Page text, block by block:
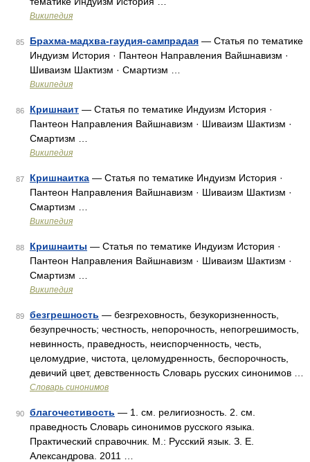
Википедия
85 Брахма-мадхва-гаудия-сампрадая — Статья по тематике
Индуизм История · Пантеон Направления Вайшнавизм ·
Шиваизм Шактизм · Смартизм …
Википедия
86 Кришнаит — Статья по тематике Индуизм История ·
Пантеон Направления Вайшнавизм · Шиваизм Шактизм ·
Смартизм …
Википедия
87 Кришнаитка — Статья по тематике Индуизм История ·
Пантеон Направления Вайшнавизм · Шиваизм Шактизм ·
Смартизм …
Википедия
88 Кришнаиты — Статья по тематике Индуизм История ·
Пантеон Направления Вайшнавизм · Шиваизм Шактизм ·
Смартизм …
Википедия
89 безгрешность — безгреховность, безукоризненность,
безупречность; честность, непорочность, непогрешимость,
невинность, праведность, неиспорченность, честь,
целомудрие, чистота, целомудренность, беспорочность,
девичий цвет, девственность Словарь русских синонимов …
Словарь синонимов
90 благочестивость — 1. см. религиозность. 2. см.
праведность Словарь синонимов русского языка.
Практический справочник. М.: Русский язык. З. Е.
Александрова. 2011 …